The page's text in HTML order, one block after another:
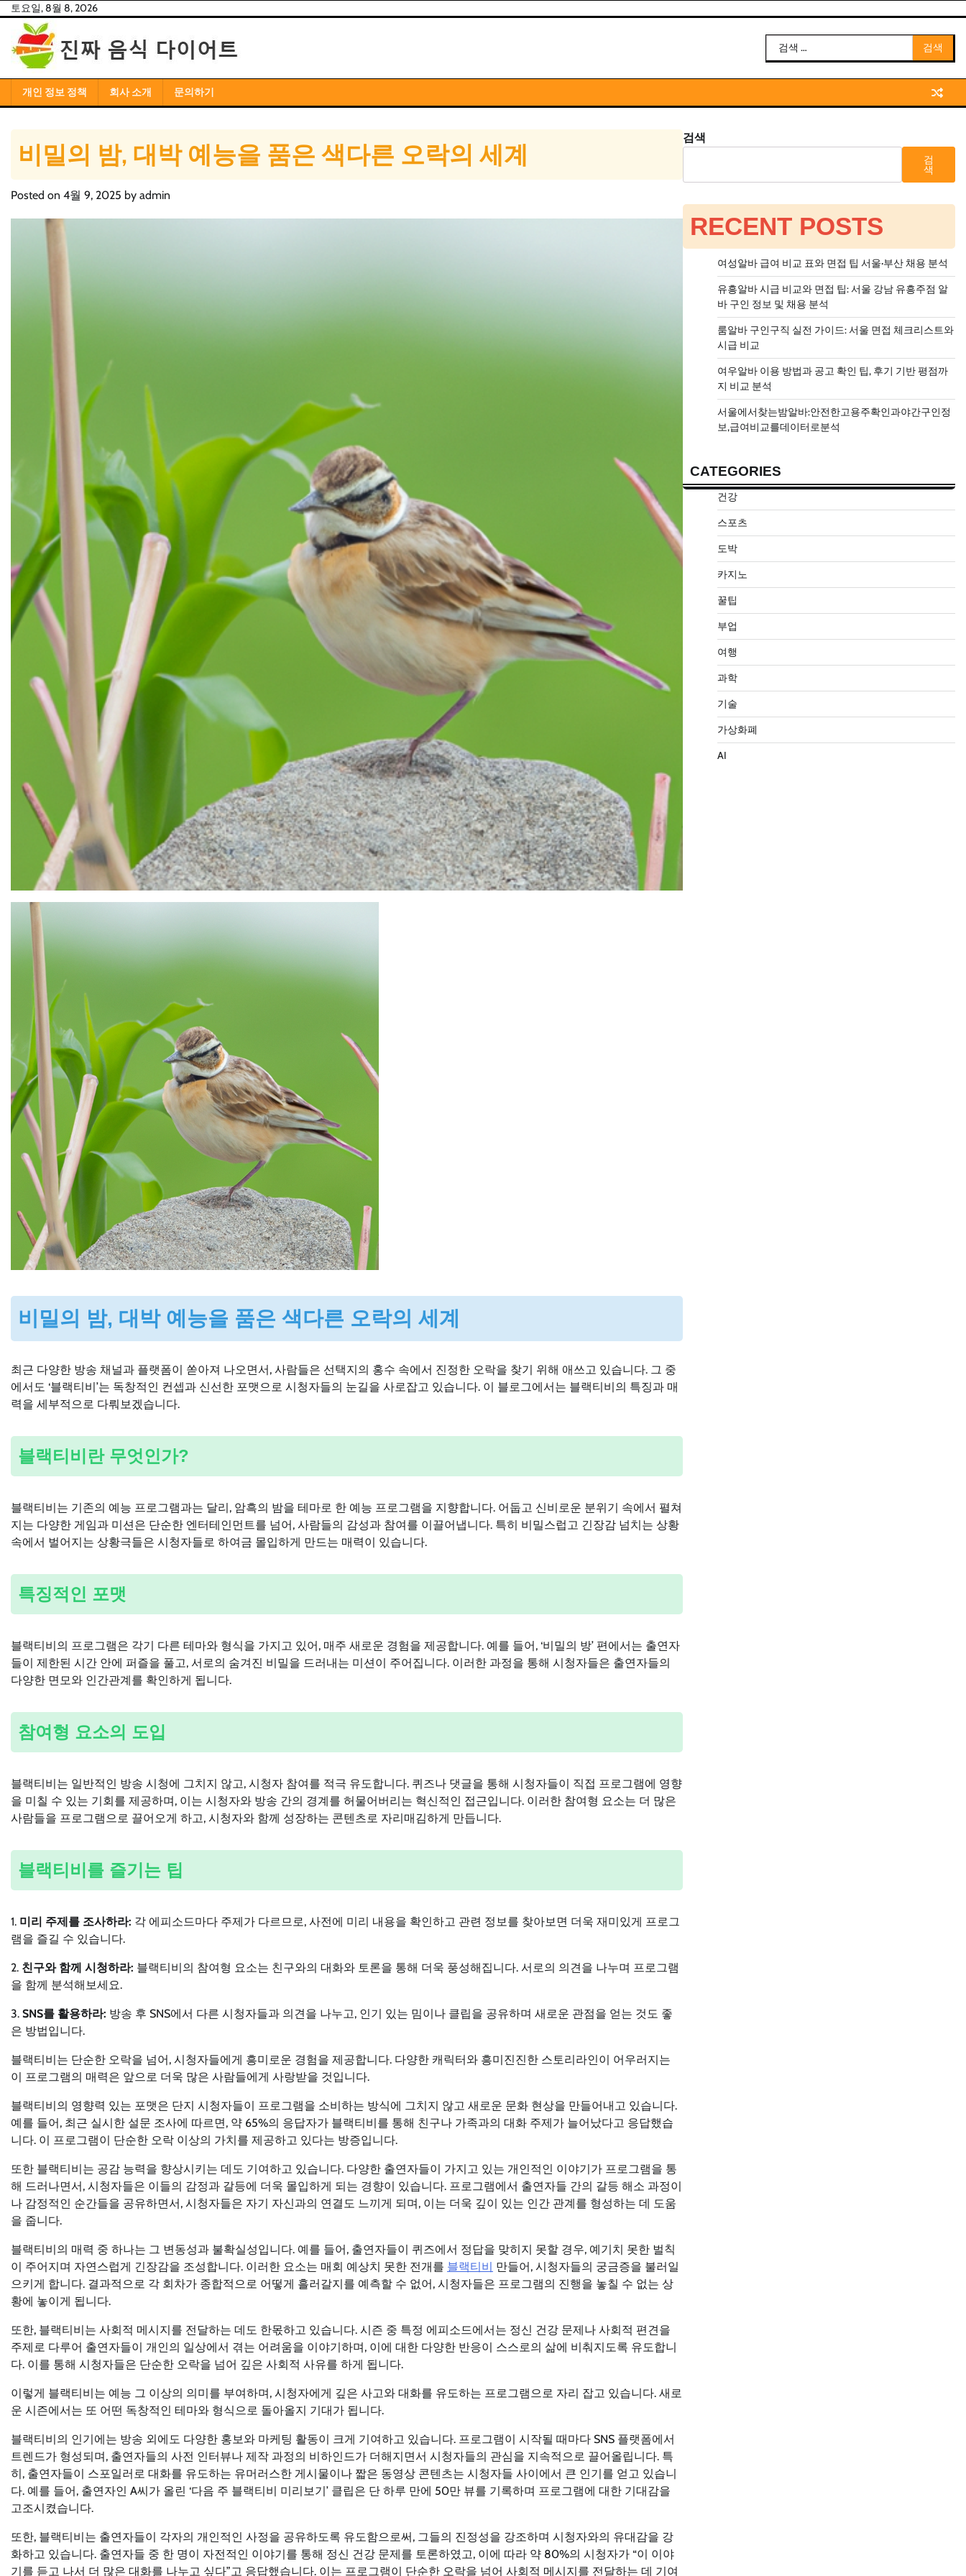
Skip
content
토요일, 8월 8, 2026
색:
개인 정보 정책 회사 소개 문의하기
비밀의 밤, 대박 예능을 품은 색다른 오락의 세계
Posted on 4월 9, 2025 by admin
비밀의 밤, 대박 예능을 품은 색다른 오락의 세계
최근 다양한 방송 채널과 플랫폼이 쏟아져 나오면서, 사람들은 선택지의 홍수 속에서 진정한 오락을 찾기 위해 애쓰고 있습니다. 그 중
에서도 ‘블랙티비’는 독창적인 컨셉과 신선한 포맷으로 시청자들의 눈길을 사로잡고 있습니다. 이 블로그에서는 블랙티비의 특징과 매
력을 세부적으로 다뤄보겠습니다.
블랙티비란 무엇인가?
블랙티비는 기존의 예능 프로그램과는 달리, 암흑의 밤을 테마로 한 예능 프로그램을 지향합니다. 어둡고 신비로운 분위기 속에서 펼쳐
지는 다양한 게임과 미션은 단순한 엔터테인먼트를 넘어, 사람들의 감성과 참여를 이끌어냅니다. 특히 비밀스럽고 긴장감 넘치는 상황
속에서 벌어지는 상황극들은 시청자들로 하여금 몰입하게 만드는 매력이 있습니다.
특징적인 포맷
블랙티비의 프로그램은 각기 다른 테마와 형식을 가지고 있어, 매주 새로운 경험을 제공합니다. 예를 들어, ‘비밀의 방’ 편에서는 출연자
들이 제한된 시간 안에 퍼즐을 풀고, 서로의 숨겨진 비밀을 드러내는 미션이 주어집니다. 이러한 과정을 통해 시청자들은 출연자들의
다양한 면모와 인간관계를 확인하게 됩니다.
참여형 요소의 도입
블랙티비는 일반적인 방송 시청에 그치지 않고, 시청자 참여를 적극 유도합니다. 퀴즈나 댓글을 통해 시청자들이 직접 프로그램에 영향
을 미칠 수 있는 기회를 제공하며, 이는 시청자와 방송 간의 경계를 허물어버리는 혁신적인 접근입니다. 이러한 참여형 요소는 더 많은
사람들을 프로그램으로 끌어오게 하고, 시청자와 함께 성장하는 콘텐츠로 자리매김하게 만듭니다.
블랙티비를 즐기는 팁
1. 미리 주제를 조사하라: 각 에피소드마다 주제가 다르므로, 사전에 미리 내용을 확인하고 관련 정보를 찾아보면 더욱 재미있게 프로그
램을 즐길 수 있습니다.
2. 친구와 함께 시청하라: 블랙티비의 참여형 요소는 친구와의 대화와 토론을 통해 더욱 풍성해집니다. 서로의 의견을 나누며 프로그램
을 함께 분석해보세요.
3. SNS를 활용하라: 방송 후 SNS에서 다른 시청자들과 의견을 나누고, 인기 있는 밈이나 클립을 공유하며 새로운 관점을 얻는 것도 좋
은 방법입니다.
블랙티비는 단순한 오락을 넘어, 시청자들에게 흥미로운 경험을 제공합니다. 다양한 캐릭터와 흥미진진한 스토리라인이 어우러지는
이 프로그램의 매력은 앞으로 더욱 많은 사람들에게 사랑받을 것입니다.
블랙티비의 영향력 있는 포맷은 단지 시청자들이 프로그램을 소비하는 방식에 그치지 않고 새로운 문화 현상을 만들어내고 있습니다.
예를 들어, 최근 실시한 설문 조사에 따르면, 약 65%의 응답자가 블랙티비를 통해 친구나 가족과의 대화 주제가 늘어났다고 응답했습
니다. 이 프로그램이 단순한 오락 이상의 가치를 제공하고 있다는 방증입니다.
또한 블랙티비는 공감 능력을 향상시키는 데도 기여하고 있습니다. 다양한 출연자들이 가지고 있는 개인적인 이야기가 프로그램을 통
해 드러나면서, 시청자들은 이들의 감정과 갈등에 더욱 몰입하게 되는 경향이 있습니다. 프로그램에서 출연자들 간의 갈등 해소 과정이
나 감정적인 순간들을 공유하면서, 시청자들은 자기 자신과의 연결도 느끼게 되며, 이는 더욱 깊이 있는 인간 관계를 형성하는 데 도움
을 줍니다.
블랙티비의 매력 중 하나는 그 변동성과 불확실성입니다. 예를 들어, 출연자들이 퀴즈에서 정답을 맞히지 못할 경우, 예기치 못한 벌칙
이 주어지며 자연스럽게 긴장감을 조성합니다. 이러한 요소는 매회 예상치 못한 전개를 블랙티비 만들어, 시청자들의 궁금증을 불러일
으키게 합니다. 결과적으로 각 회차가 종합적으로 어떻게 흘러갈지를 예측할 수 없어, 시청자들은 프로그램의 진행을 놓칠 수 없는 상
황에 놓이게 됩니다.
또한, 블랙티비는 사회적 메시지를 전달하는 데도 한몫하고 있습니다. 시즌 중 특정 에피소드에서는 정신 건강 문제나 사회적 편견을
주제로 다루어 출연자들이 개인의 일상에서 겪는 어려움을 이야기하며, 이에 대한 다양한 반응이 스스로의 삶에 비춰지도록 유도합니
다. 이를 통해 시청자들은 단순한 오락을 넘어 깊은 사회적 사유를 하게 됩니다.
이렇게 블랙티비는 예능 그 이상의 의미를 부여하며, 시청자에게 깊은 사고와 대화를 유도하는 프로그램으로 자리 잡고 있습니다. 새로
운 시즌에서는 또 어떤 독창적인 테마와 형식으로 돌아올지 기대가 됩니다.
블랙티비의 인기에는 방송 외에도 다양한 홍보와 마케팅 활동이 크게 기여하고 있습니다. 프로그램이 시작될 때마다 SNS 플랫폼에서
트렌드가 형성되며, 출연자들의 사전 인터뷰나 제작 과정의 비하인드가 더해지면서 시청자들의 관심을 지속적으로 끌어올립니다. 특
히, 출연자들이 스포일러로 대화를 유도하는 유머러스한 게시물이나 짧은 동영상 콘텐츠는 시청자들 사이에서 큰 인기를 얻고 있습니
다. 예를 들어, 출연자인 A씨가 올린 ‘다음 주 블랙티비 미리보기’ 클립은 단 하루 만에 50만 뷰를 기록하며 프로그램에 대한 기대감을
고조시켰습니다.
또한, 블랙티비는 출연자들이 각자의 개인적인 사정을 공유하도록 유도함으로써, 그들의 진정성을 강조하며 시청자와의 유대감을 강
화하고 있습니다. 출연자들 중 한 명이 자전적인 이야기를 통해 정신 건강 문제를 토론하였고, 이에 따라 약 80%의 시청자가 “이 이야
기를 듣고 나서 더 많은 대화를 나누고 싶다”고 응답했습니다. 이는 프로그램이 단순한 오락을 넘어 사회적 메시지를 전달하는 데 기여
검색
검
색
RECENT POSTS
여성알바 급여 비교 표와 면접 팁 서울·부산 채용 분석
유흥알바 시급 비교와 면접 팁: 서울 강남 유흥주점 알
바 구인 정보 및 채용 분석
룸알바 구인구직 실전 가이드: 서울 면접 체크리스트와
시급 비교
여우알바 이용 방법과 공고 확인 팁, 후기 기반 평점까
지 비교 분석
서울에서찾는밤알바:안전한고용주확인과야간구인정
보,급여비교를데이터로분석
CATEGORIES
건강
스포츠
도박
카지노
꿀팁
부업
여행
과학
기술
가상화폐
AI